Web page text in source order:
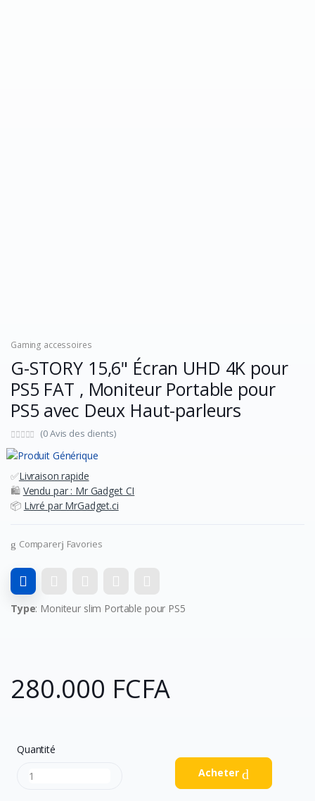
Gaming accessoires
G-STORY 15,6" Écran UHD 4K pour
PS5 FAT , Moniteur Portable pour
PS5 avec Deux Haut-parleurs
(0 Avis des clients)
✅Livraison rapide
🛍️ Vendu par : Mr Gadget CI
📦 Livré par MrGadget.ci
Comparer Favories
Type: Moniteur slim Portable pour PS5
280.000 FCFA
Quantité
Acheter